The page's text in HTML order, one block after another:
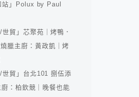
站」Polux by Paul
世貿」芯聚苑｜烤鴨．
臘主廚：黃政凱｜烤
世貿」台北101 捌伍添
：柏欽競｜晚餐也能